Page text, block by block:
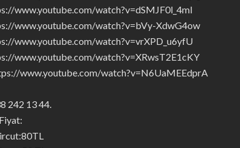
www.youtube.com/watch?v=dSMJF0l_4mI
www.youtube.com/watch?v=bVy-XdwG4ow
www.youtube.com/watch?v=vrXPD_u6yfU
www.youtube.com/watch?v=XRwsT2E1cKY
www.youtube.com/watch?v=N6UaMEEdprA
242 13 44.